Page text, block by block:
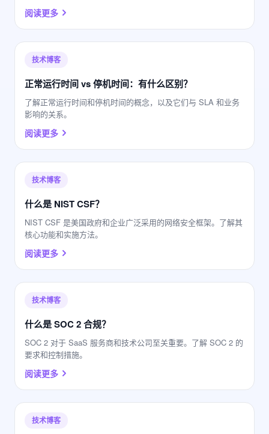
阅读更多
技术博客
正常运行时间 vs 停机时间：有什么区别？
了解正常运行时间和停机时间的概念，以及它们与 SLA 和业务
影响的关系。
阅读更多
技术博客
什么是 NIST CSF？
NIST CSF 是美国政府和企业广泛采用的网络安全框架。了解其
核心功能和实施方法。
阅读更多
技术博客
什么是 SOC 2 合规？
SOC 2 对于 SaaS 服务商和技术公司至关重要。了解 SOC 2 的
要求和控制措施。
阅读更多
技术博客